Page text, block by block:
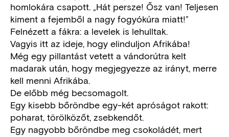
homlokára csapott. „Hát persze! Ősz van! Teljesen
kiment a fejemből a nagy fogyókúra miatt!”
Felnézett a fákra: a levelek is lehulltak.
Vagyis itt az ideje, hogy elinduljon Afrikába!
Még egy pillantást vetett a vándorútra kelt
madarak után, hogy megjegyezze az irányt, merre
kell menni Afrikába.
De előbb még becsomagolt.
Egy kisebb bőröndbe egy-két apróságot rakott:
poharat, törölközőt, zsebkendőt.
Egy nagyobb bőröndbe meg csokoládét, mert